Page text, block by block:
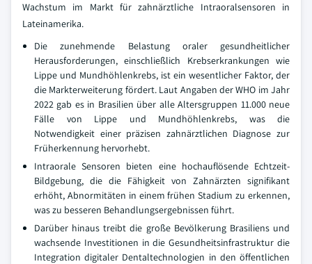
Wachstum im Markt für zahnärztliche Intraoralsensoren in
Lateinamerika.
Die zunehmende Belastung oraler gesundheitlicher
Herausforderungen, einschließlich Krebserkrankungen wie
Lippe und Mundhöhlenkrebs, ist ein wesentlicher Faktor, der
die Markterweiterung fördert. Laut Angaben der WHO im Jahr
2022 gab es in Brasilien über alle Altersgruppen 11.000 neue
Fälle von Lippe und Mundhöhlenkrebs, was die
Notwendigkeit einer präzisen zahnärztlichen Diagnose zur
Früherkennung hervorhebt.
Intraorale Sensoren bieten eine hochauflösende Echtzeit-
Bildgebung, die die Fähigkeit von Zahnärzten signifikant
erhöht, Abnormitäten in einem frühen Stadium zu erkennen,
was zu besseren Behandlungsergebnissen führt.
Darüber hinaus treibt die große Bevölkerung Brasiliens und
wachsende Investitionen in die Gesundheitsinfrastruktur die
Integration digitaler Dentaltechnologien in den öffentlichen